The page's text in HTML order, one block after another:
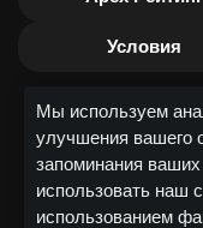
Условия
Мы используем
улучшения вашего
запоминания
использовать наш
использованием